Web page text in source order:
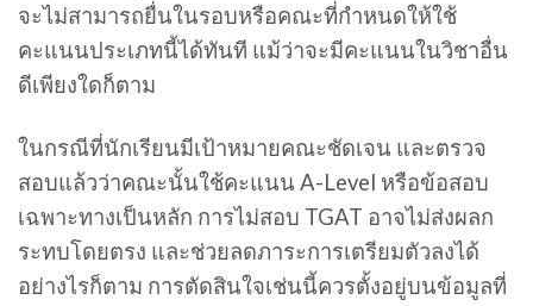
จะไม่สามารถยื่นในรอบหรือคณะที่กำหนดให้ใช้
คะแนนประเภทนี้ได้ทันที แม้ว่าจะมีคะแนนในวิชาอื่น
ดีเพียงใดก็ตาม
ในกรณีที่นักเรียนมีเป้าหมายคณะชัดเจน และตรวจ
สอบแล้วว่าคณะนั้นใช้คะแนน A-Level หรือข้อสอบ
เฉพาะทางเป็นหลัก การไม่สอบ TGAT อาจไม่ส่งผลก
ระทบโดยตรง และช่วยลดภาระการเตรียมตัวลงได้
อย่างไรก็ตาม การตัดสินใจเช่นนี้ควรตั้งอยู่บนข้อมูลที่